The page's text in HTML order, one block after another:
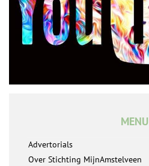
MENU
Advertorials
Over Stichting MijnAmstelveen